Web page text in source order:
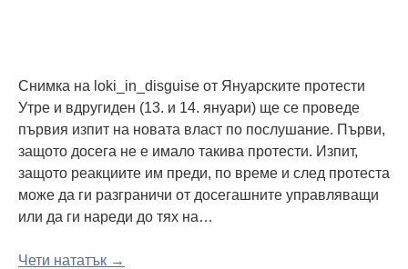
Снимка на loki_in_disguise от Януарските протести
Утре и вдругиден (13. и 14. януари) ще се проведе
първия изпит на новата власт по послушание. Първи,
защото досега не е имало такива протести. Изпит,
защото реакциите им преди, по време и след протеста
може да ги разграничи от досегашните управляващи
или да ги нареди до тях на…
Чети нататък →